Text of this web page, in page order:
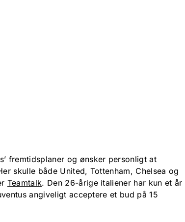
fremtidsplaner og ønsker personligt at
skulle både United, Tottenham, Chelsea og
Teamtalk. Den 26-årige italiener har kun et år
angiveligt acceptere et bud på 15